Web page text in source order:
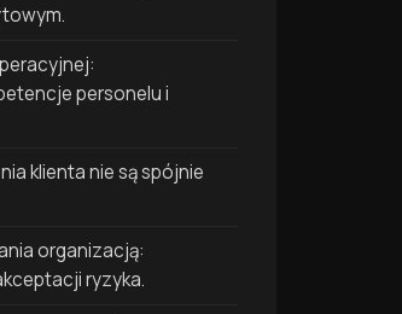
personelu i
klienta nie są spójnie
organizacją:
ryzyka.